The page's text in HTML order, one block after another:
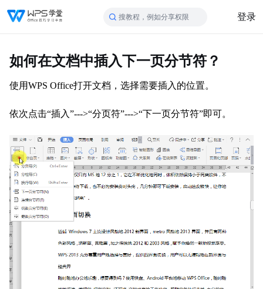
搜教程，例如分享权限 登录
如何在文档中插入下一页分节符？
使用WPS Office打开文档，选择需要插入的位置。
依次点击“插入”--->“分页符”--->“下一页分节符”即可。